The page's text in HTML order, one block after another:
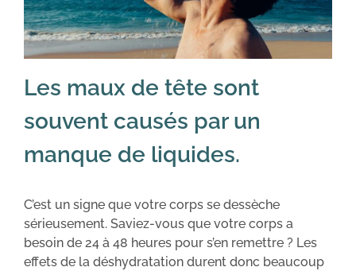
Les maux de tête sont
souvent causés par un
manque de liquides.
C’est un signe que votre corps se dessèche
sérieusement. Saviez-vous que votre corps a
besoin de 24 à 48 heures pour s’en remettre ? Les
effets de la déshydratation durent donc beaucoup